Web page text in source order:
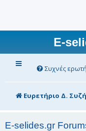
E-
Συχνές
Ευρετήριο Δ.
E-selides.gr